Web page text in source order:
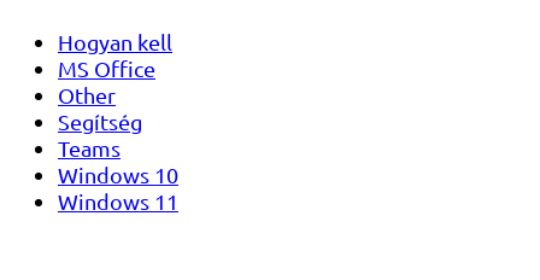
Hogyan kell
MS Office
Other
Segítség
Teams
Windows 10
Windows 11